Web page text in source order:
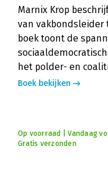
Marnix Krop
van
boek toont de
het polder- en
Boek bekijken
Op voorraad | Vandaag
Gratis verzonden